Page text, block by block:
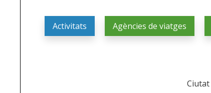
Activitats Agències de viatges
Ciutat